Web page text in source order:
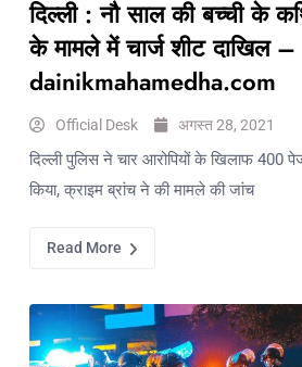
दिल्ली : नौ साल की बच्ची के
के मामले में चार्ज शीट दाखिल –
dainikmahamedha.com
Official Desk अगस्त 28, 2021
दिल्ली पुलिस ने चार आरोपियों के खिलाफ 400
किया, क्राइम ब्रांच ने की मामले की जांच
Read More